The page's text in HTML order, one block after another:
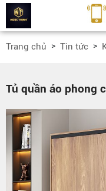
Trang chủ Tin tức
Tủ quần áo phong